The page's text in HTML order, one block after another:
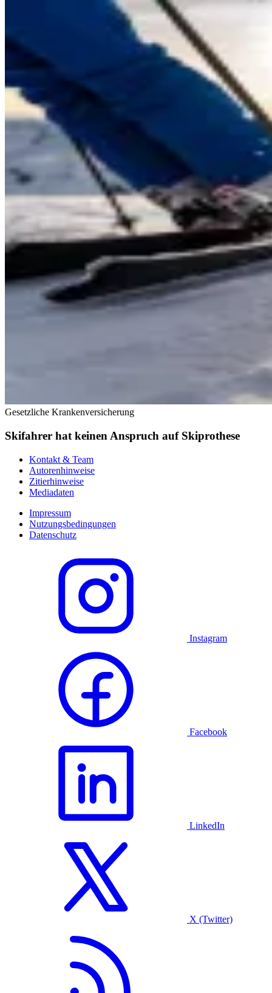
Gesetzliche Krankenversicherung
Skifahrer hat keinen Anspruch auf Skiprothese
Kontakt & Team
Autorenhinweise
Zitierhinweise
Mediadaten
Impressum
Nutzungsbedingungen
Datenschutz
Instagram
Facebook
LinkedIn
X (Twitter)